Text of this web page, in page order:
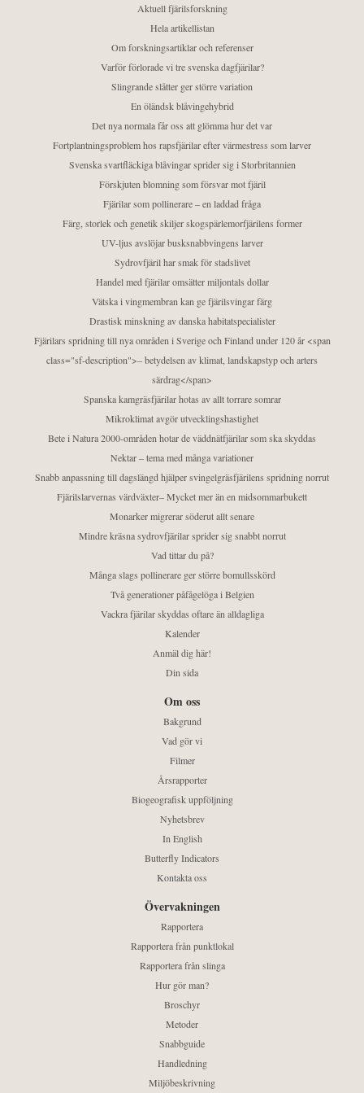
Aktuell fjärilsforskning
Hela artikellistan
Om forskningsartiklar och referenser
Varför förlorade vi tre svenska dagfjärilar?
Slingrande slåtter ger större variation
En öländsk blåvingehybrid
Det nya normala får oss att glömma hur det var
Fortplantningsproblem hos rapsfjärilar efter värmestress som larver
Svenska svartfläckiga blåvingar sprider sig i Storbritannien
Förskjuten blomning som försvar mot fjäril
Fjärilar som pollinerare – en laddad fråga
Färg, storlek och genetik skiljer skogspärlemorfjärilens former
UV-ljus avslöjar busksnabbvingens larver
Sydrovfjäril har smak för stadslivet
Handel med fjärilar omsätter miljontals dollar
Vätska i vingmembran kan ge fjärilsvingar färg
Drastisk minskning av danska habitatspecialister
Fjärilars spridning till nya områden i Sverige och Finland under 120 år <span
class="sf-description">– betydelsen av klimat, landskapstyp och arters
särdrag</span>
Spanska kamgräsfjärilar hotas av allt torrare somrar
Mikroklimat avgör utvecklingshastighet
Bete i Natura 2000-områden hotar de väddnätfjärilar som ska skyddas
Nektar – tema med många variationer
Snabb anpassning till dagslängd hjälper svingelgräsfjärilens spridning norrut
Fjärilslarvernas värdväxter– Mycket mer än en midsommarbukett
Monarker migrerar söderut allt senare
Mindre kräsna sydrovfjärilar sprider sig snabbt norrut
Vad tittar du på?
Många slags pollinerare ger större bomullsskörd
Två generationer påfågelöga i Belgien
Vackra fjärilar skyddas oftare än alldagliga
Kalender
Anmäl dig här!
Din sida
Om oss
Bakgrund
Vad gör vi
Filmer
Årsrapporter
Biogeografisk uppföljning
Nyhetsbrev
In English
Butterfly Indicators
Kontakta oss
Övervakningen
Rapportera
Rapportera från punktlokal
Rapportera från slinga
Hur gör man?
Broschyr
Metoder
Snabbguide
Handledning
Miljöbeskrivning